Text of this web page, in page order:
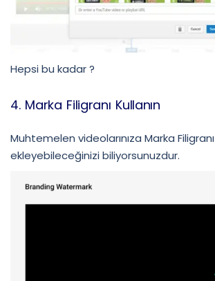
Hepsi bu kadar ?
4. Marka Filigranı Kullanın
Muhtemelen videolarınıza Marka Filigranı
ekleyebileceğinizi biliyorsunuzdur.